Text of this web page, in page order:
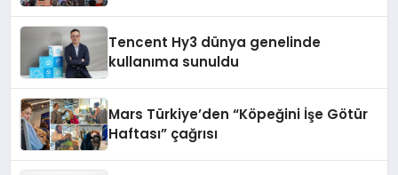
Tencent Hy3 dünya genelinde
kullanıma sunuldu
Mars Türkiye’den “Köpeğini İşe Götür
Haftası” çağrısı